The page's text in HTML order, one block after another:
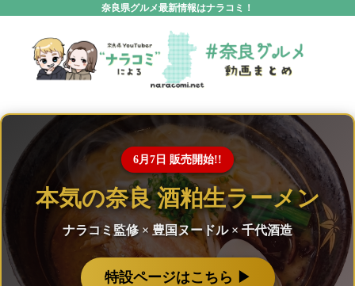
奈良県グルメ最新情報はナラコミ！
6月7日 販売開始!!
本気の奈良 酒粕生ラーメン
ナラコミ監修 × 豊国ヌードル × 千代酒造
特設ページはこちら ▶︎